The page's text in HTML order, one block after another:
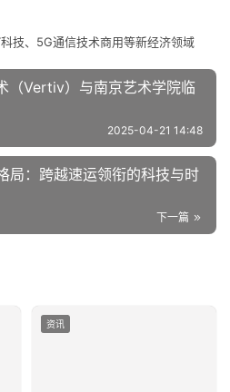
技、5G通信技术商用等新经济领域
（Vertiv）与南京艺术学院临
2025-04-21 14:48
局：跨越速运领衔的科技与时
下一篇
资讯